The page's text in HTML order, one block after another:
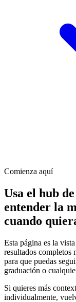
Comienza aquí
Usa el hub
entender la
cuando
Esta página es la
resultados completos
para que puedas
graduación o
Si quieres más
individualmente,